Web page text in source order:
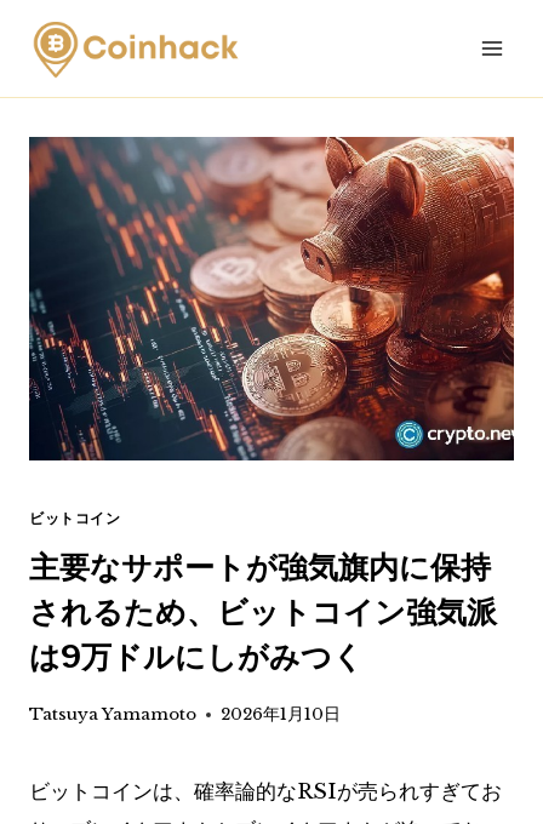
Skip
content
ビットコイン
主要なサポートが強気旗内に保持
されるため、ビットコイン強気派
は9万ドルにしがみつく
Tatsuya Yamamoto 2026年1月10日
ビットコインは、確率論的なRSIが売られすぎてお